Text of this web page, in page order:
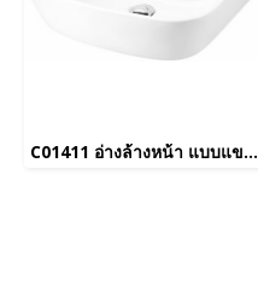
C01411 อ่างล้างหน้า แบบแขวนผนัง รุ่น BRAVIA